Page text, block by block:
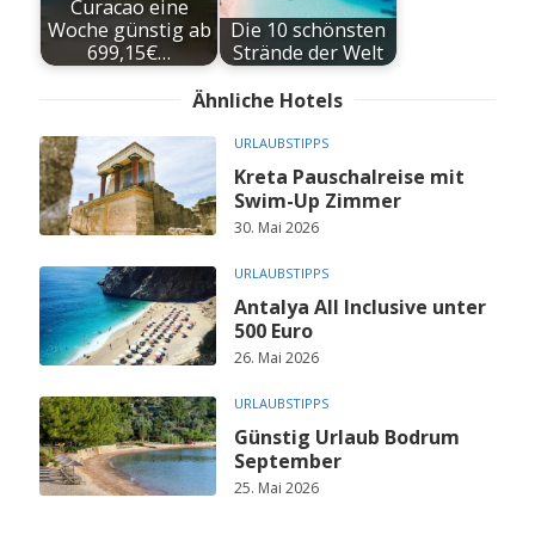
Curacao eine
Woche günstig ab
699,15€…
Die 10 schönsten
Strände der Welt
Ähnliche Hotels
URLAUBSTIPPS
Kreta Pauschalreise mit
Swim-Up Zimmer
30. Mai 2026
URLAUBSTIPPS
Antalya All Inclusive unter
500 Euro
26. Mai 2026
URLAUBSTIPPS
Günstig Urlaub Bodrum
September
25. Mai 2026